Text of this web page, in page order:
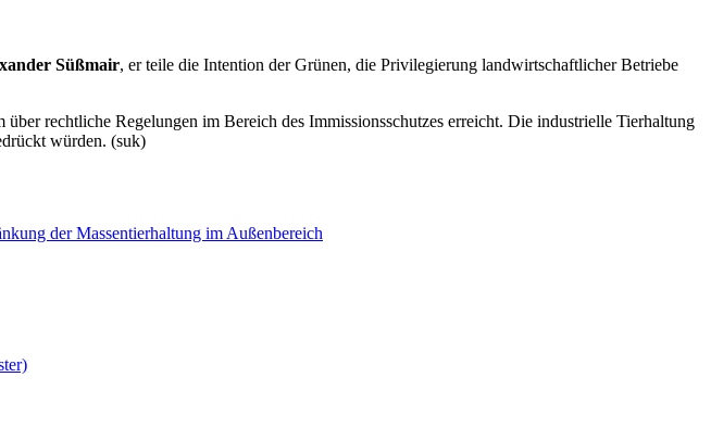
Süßmair, er teile die Intention der Grünen, die Privilegierung landwirtschaftlicher Betriebe
rechtliche Regelungen im Bereich des Immissionsschutzes erreicht. Die industrielle Tierhaltung
würden. (suk)
der Massentierhaltung im Außenbereich